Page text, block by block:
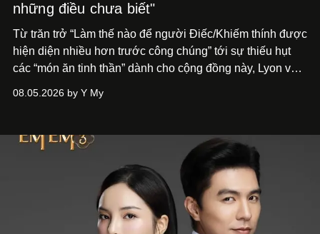
những điều chưa biết"
Từ trăn trở “Làm thế nào để người Điếc/Khiếm thính được
hiện diện nhiều hơn trước công chúng” tới sự thiếu hụt
các “món ăn tinh thần” dành cho cộng đồng này, Lyon và
phẩm múa đương đại thành hiện thực, mang tên Lắng
08.05.2026 by Y My